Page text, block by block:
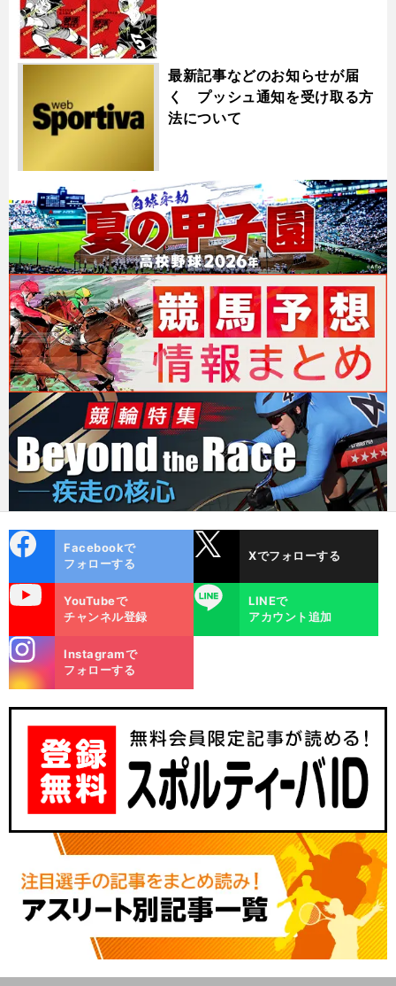
最新記事などのお知らせが届
く プッシュ通知を受け取る方
法について
ok
Facebookで
フォローする
Xでフォローする
YouTubeで
チャンネル登録
LINE
LINEで
アカウント追加
m
Instagramで
フォローする